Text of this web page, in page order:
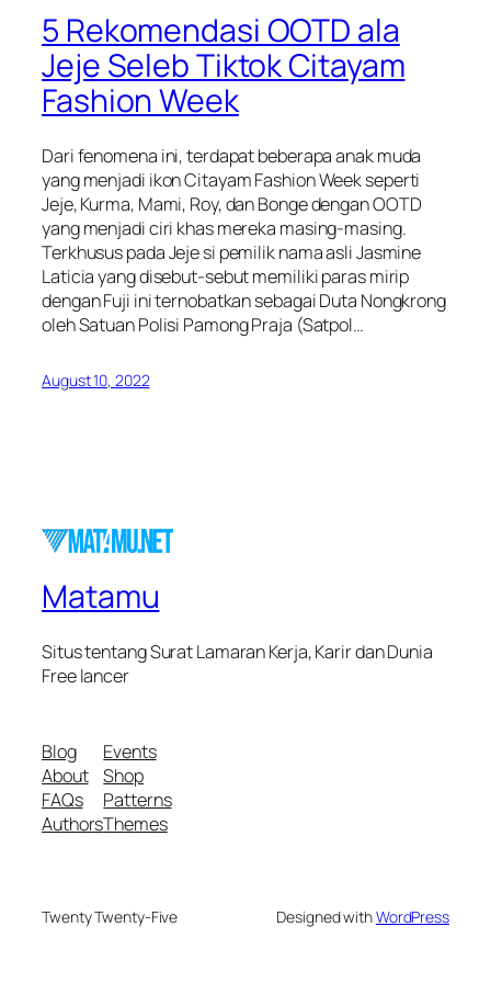
5 Rekomendasi OOTD ala
Jeje Seleb Tiktok Citayam
Fashion Week
Dari fenomena ini, terdapat beberapa anak muda
yang menjadi ikon Citayam Fashion Week seperti
Jeje, Kurma, Mami, Roy, dan Bonge dengan OOTD
yang menjadi ciri khas mereka masing-masing.
Terkhusus pada Jeje si pemilik nama asli Jasmine
Laticia yang disebut-sebut memiliki paras mirip
dengan Fuji ini ternobatkan sebagai Duta Nongkrong
oleh Satuan Polisi Pamong Praja (Satpol…
August 10, 2022
Matamu
Situs tentang Surat Lamaran Kerja, Karir dan Dunia
Free lancer
Blog
About
FAQs
Authors
Events
Shop
Patterns
Themes
Twenty Twenty-Five Designed withWordPress